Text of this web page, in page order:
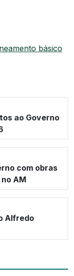
básico
ao Governo
com obras
AM
Alfredo